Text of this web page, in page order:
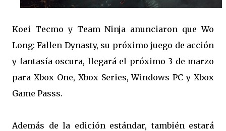
Koei Tecmo y Team Ninja anunciaron que Wo
Long: Fallen Dynasty, su próximo juego de acción
y fantasía oscura, llegará el próximo 3 de marzo
para Xbox One, Xbox Series, Windows PC y Xbox
Game Passs.
Además de la edición estándar, también estará